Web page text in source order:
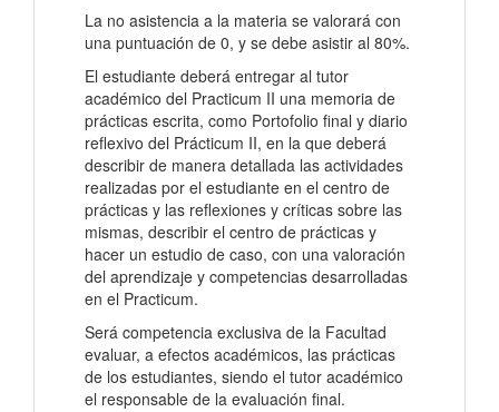
La no asistencia a la materia se valorará con
una puntuación de 0, y se debe asistir al 80%.
El estudiante deberá entregar al tutor
académico del Practicum II una memoria de
prácticas escrita, como Portofolio final y diario
reflexivo del Prácticum II, en la que deberá
describir de manera detallada las actividades
realizadas por el estudiante en el centro de
prácticas y las reflexiones y críticas sobre las
mismas, describir el centro de prácticas y
hacer un estudio de caso, con una valoración
del aprendizaje y competencias desarrolladas
en el Practicum.
Será competencia exclusiva de la Facultad
evaluar, a efectos académicos, las prácticas
de los estudiantes, siendo el tutor académico
el responsable de la evaluación final.